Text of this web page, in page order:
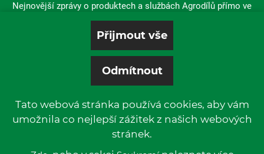
Nejnovější zprávy o produktech a službách Agrodílů přímo ve
vaší doručené poště.
© 2019 P & L, spol. s r. o. | All rights reserved.
Tato webová stránka používá cookies, aby vám
umožnila co nejlepší zážitek z našich webových
stránek.